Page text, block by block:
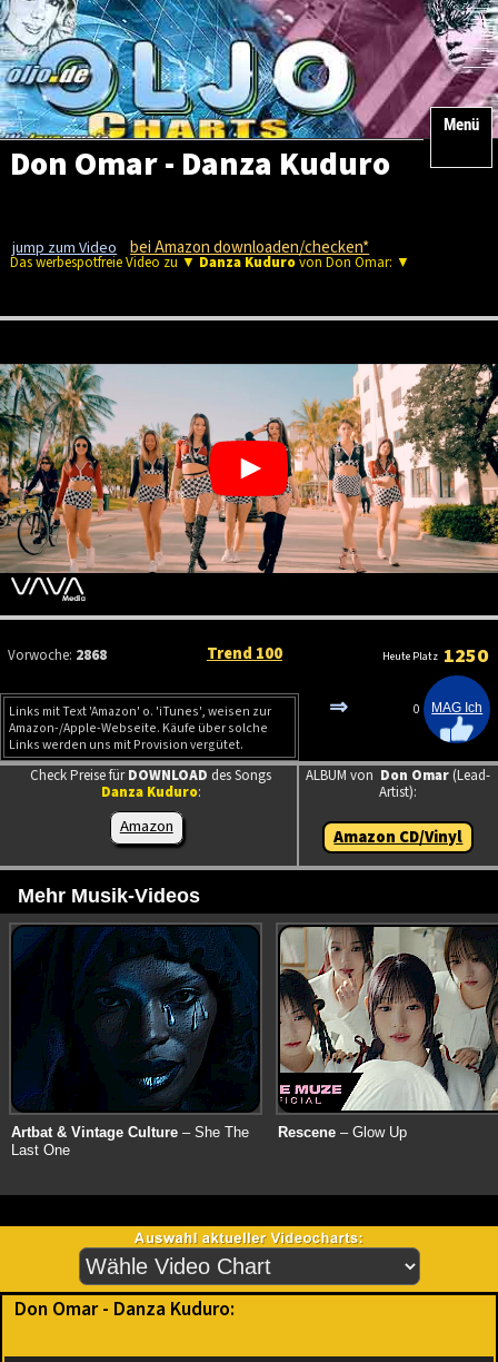
Menü
Don Omar - Danza Kuduro
jump zum Video bei Amazon downloaden/checken*
Das werbespotfreie Video zu ▼ Danza Kudurovon Don Omar: ▼
Vorwoche: 2868 Trend 100 Heute Platz 1250
Links mit Text 'Amazon' o. 'iTunes', weisen zur
Amazon-/Apple-Webseite. Käufe über solche
Links werden uns mit Provision vergütet.
⇒ 0
Check Preise fürDOWNLOAD des Songs
Danza Kuduro:
Amazon
ALBUM von Don Omar (Lead-
Artist):
Amazon CD/Vinyl
Mehr Musik-Videos
Artbat & Vintage Culture – She The
Last One
Rescene – Glow Up
Don Omar - Danza Kuduro: